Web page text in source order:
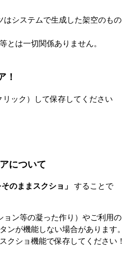
システムで生成した架空のもの
とは一切関係ありません。
！
ック）して保存してください
について
そのままスクショ」 することで
ン等の凝った作り）やご利用の
ンが機能しない場合があります。
クショ機能で保存してください！